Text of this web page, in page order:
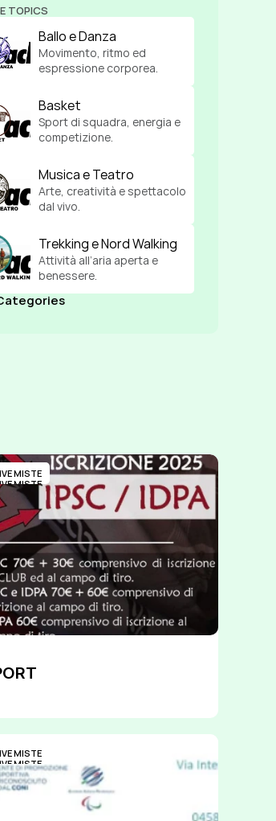
TOPICS
Ballo e Danza
Movimento, ritmo ed
espressione corporea.
Basket
Sport di squadra, energia e
competizione.
Musica e Teatro
Arte, creatività e spettacolo
dal vivo.
Trekking e Nord Walking
Attività all’aria aperta e
benessere.
MISTE
MISTE
MISTE
MISTE